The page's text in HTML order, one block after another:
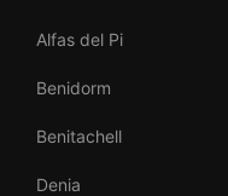
Alfas del Pi
Benidorm
Benitachell
Denia